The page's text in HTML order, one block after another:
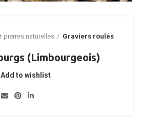
pierres naturelles Graviers roulés
(Limbourgeois)
Add to wishlist